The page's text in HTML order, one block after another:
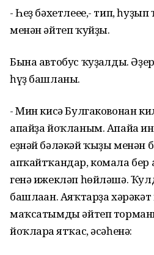
- Һеҙ бәхетлеее,- тип,
менән әйтеп ҡуйҙы.
Бына автобус ҡуҙғалды.
һүҙ башланы.
- Мин кисә Булгаковонан
апайҙа йоҡланым. Апайға
еҙнәй бәләкәй ҡыҙы менән
апҡайтҡандар, комала бер
генә ижекләп һөйләшә.
башлаған. Аяҡтарҙа
маҡсатымды әйтеп
йоҡларға ятҡас, әсәһенә: